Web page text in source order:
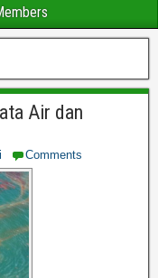
Air dan
Comments